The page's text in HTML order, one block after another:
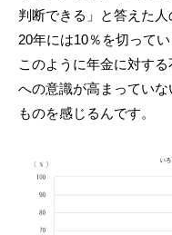
判断できる」と答えた
20年には10％を切ってい
このように年金に対す
への意識が高まってい
ものを感じるんです。